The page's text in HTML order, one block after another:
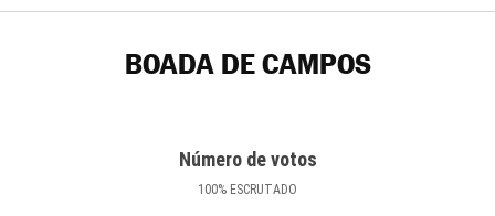
BOADA DE CAMPOS
Número de votos
100% ESCRUTADO